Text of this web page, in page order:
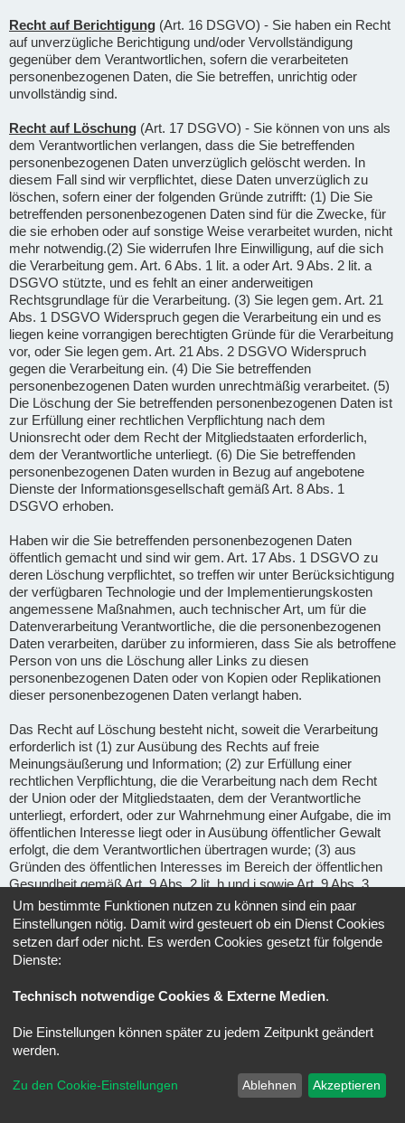
Recht auf Berichtigung (Art. 16 DSGVO) - Sie haben ein Recht
auf unverzügliche Berichtigung und/oder Vervollständigung
gegenüber dem Verantwortlichen, sofern die verarbeiteten
personenbezogenen Daten, die Sie betreffen, unrichtig oder
unvollständig sind.
Recht auf Löschung (Art. 17 DSGVO) - Sie können von uns als
dem Verantwortlichen verlangen, dass die Sie betreffenden
personenbezogenen Daten unverzüglich gelöscht werden. In
diesem Fall sind wir verpflichtet, diese Daten unverzüglich zu
löschen, sofern einer der folgenden Gründe zutrifft: (1) Die Sie
betreffenden personenbezogenen Daten sind für die Zwecke, für
die sie erhoben oder auf sonstige Weise verarbeitet wurden, nicht
mehr notwendig.(2) Sie widerrufen Ihre Einwilligung, auf die sich
die Verarbeitung gem. Art. 6 Abs. 1 lit. a oder Art. 9 Abs. 2 lit. a
DSGVO stützte, und es fehlt an einer anderweitigen
Rechtsgrundlage für die Verarbeitung. (3) Sie legen gem. Art. 21
Abs. 1 DSGVO Widerspruch gegen die Verarbeitung ein und es
liegen keine vorrangigen berechtigten Gründe für die Verarbeitung
vor, oder Sie legen gem. Art. 21 Abs. 2 DSGVO Widerspruch
gegen die Verarbeitung ein. (4) Die Sie betreffenden
personenbezogenen Daten wurden unrechtmäßig verarbeitet. (5)
Die Löschung der Sie betreffenden personenbezogenen Daten ist
zur Erfüllung einer rechtlichen Verpflichtung nach dem
Unionsrecht oder dem Recht der Mitgliedstaaten erforderlich,
dem der Verantwortliche unterliegt. (6) Die Sie betreffenden
personenbezogenen Daten wurden in Bezug auf angebotene
Dienste der Informationsgesellschaft gemäß Art. 8 Abs. 1
DSGVO erhoben.
Haben wir die Sie betreffenden personenbezogenen Daten
öffentlich gemacht und sind wir gem. Art. 17 Abs. 1 DSGVO zu
deren Löschung verpflichtet, so treffen wir unter Berücksichtigung
der verfügbaren Technologie und der Implementierungskosten
angemessene Maßnahmen, auch technischer Art, um für die
Datenverarbeitung Verantwortliche, die die personenbezogenen
Daten verarbeiten, darüber zu informieren, dass Sie als betroffene
Person von uns die Löschung aller Links zu diesen
personenbezogenen Daten oder von Kopien oder Replikationen
dieser personenbezogenen Daten verlangt haben.
Das Recht auf Löschung besteht nicht, soweit die Verarbeitung
erforderlich ist (1) zur Ausübung des Rechts auf freie
Meinungsäußerung und Information; (2) zur Erfüllung einer
rechtlichen Verpflichtung, die die Verarbeitung nach dem Recht
der Union oder der Mitgliedstaaten, dem der Verantwortliche
unterliegt, erfordert, oder zur Wahrnehmung einer Aufgabe, die im
öffentlichen Interesse liegt oder in Ausübung öffentlicher Gewalt
erfolgt, die dem Verantwortlichen übertragen wurde; (3) aus
Gründen des öffentlichen Interesses im Bereich der öffentlichen
Gesundheit gemäß Art. 9 Abs. 2 lit. h und i sowie Art. 9 Abs. 3
DSGVO; (4) für im öffentlichen Interesse liegende Archivzwecke,
wissenschaftliche oder historische Forschungszwecke oder für
statistische Zwecke gem. Art. 89 Abs. 1 DSGVO, soweit das
unter Abschnitt a) genannte Recht voraussichtlich die
Verwirklichung der Ziele dieser Verarbeitung unmöglich macht
Ausübung oder Verteidigung von Rechtsansprüchen.
Recht auf Einschränkung der Verarbeitung(Art. 18 DSGVO) -
Unter den folgenden Voraussetzungen können Sie die
Einschränkung der Verarbeitung der Sie betreffenden
personenbezogenen Daten verlangen: wenn Sie die Richtigkeit
Um bestimmte Funktionen nutzen zu können sind ein paar
Einstellungen nötig. Damit wird gesteuert ob ein Dienst Cookies
setzen darf oder nicht. Es werden Cookies gesetzt für folgende
Dienste:
Technisch notwendige Cookies & Externe Medien.
Die Einstellungen können später zu jedem Zeitpunkt geändert
werden.
Zu den Cookie-Einstellungen Ablehnen Akzeptieren